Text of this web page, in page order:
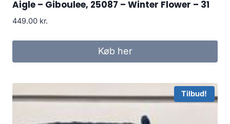
Aigle – Giboulee, 25087 – Winter Flower – 31
449.00 kr.
Køb her
Tilbud!